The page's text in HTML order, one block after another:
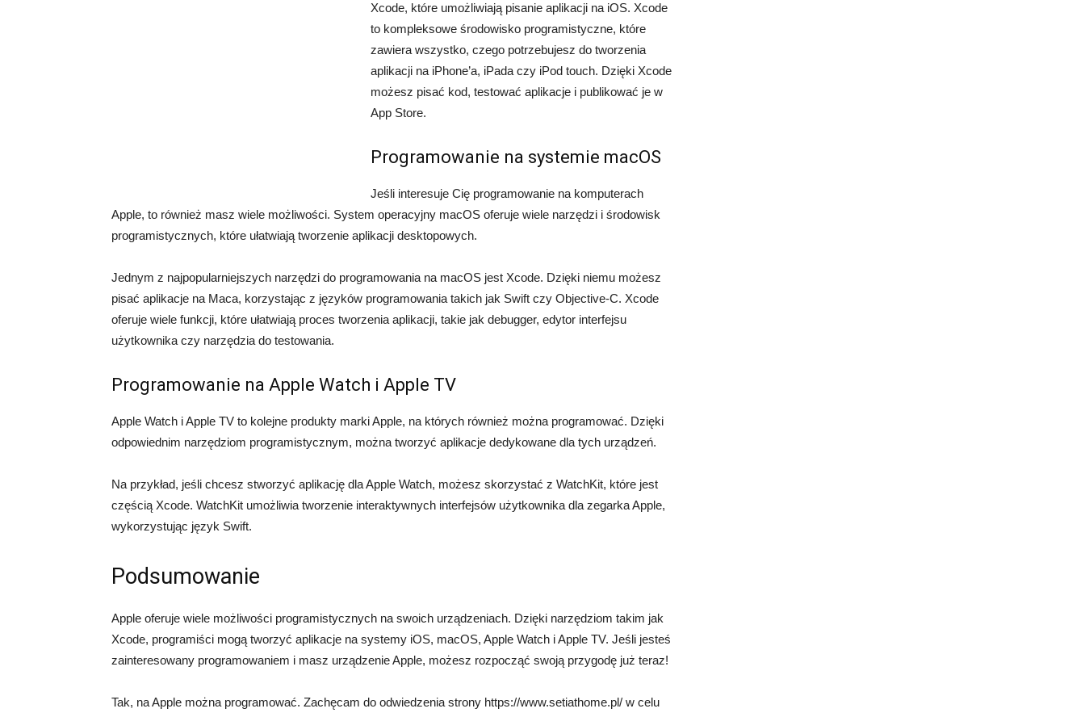
Xcode, które umożliwiają pisanie aplikacji na iOS. Xcode
to kompleksowe środowisko programistyczne, które
zawiera wszystko, czego potrzebujesz do tworzenia
aplikacji na iPhone’a, iPada czy iPod touch. Dzięki Xcode
możesz pisać kod, testować aplikacje i publikować je w
App Store.
Programowanie na systemie macOS
Jeśli interesuje Cię programowanie na komputerach
Apple, to również masz wiele możliwości. System operacyjny macOS oferuje wiele narzędzi i środowisk
programistycznych, które ułatwiają tworzenie aplikacji desktopowych.
Jednym z najpopularniejszych narzędzi do programowania na macOS jest Xcode. Dzięki niemu możesz
pisać aplikacje na Maca, korzystając z języków programowania takich jak Swift czy Objective-C. Xcode
oferuje wiele funkcji, które ułatwiają proces tworzenia aplikacji, takie jak debugger, edytor interfejsu
użytkownika czy narzędzia do testowania.
Programowanie na Apple Watch i Apple TV
Apple Watch i Apple TV to kolejne produkty marki Apple, na których również można programować. Dzięki
odpowiednim narzędziom programistycznym, można tworzyć aplikacje dedykowane dla tych urządzeń.
Na przykład, jeśli chcesz stworzyć aplikację dla Apple Watch, możesz skorzystać z WatchKit, które jest
częścią Xcode. WatchKit umożliwia tworzenie interaktywnych interfejsów użytkownika dla zegarka Apple,
wykorzystując język Swift.
Podsumowanie
Apple oferuje wiele możliwości programistycznych na swoich urządzeniach. Dzięki narzędziom takim jak
Xcode, programiści mogą tworzyć aplikacje na systemy iOS, macOS, Apple Watch i Apple TV. Jeśli jesteś
zainteresowany programowaniem i masz urządzenie Apple, możesz rozpocząć swoją przygodę już teraz!
Tak, na Apple można programować. Zachęcam do odwiedzenia strony https://www.setiathome.pl/ w celu